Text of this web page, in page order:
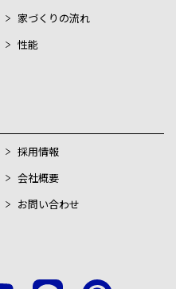
家づくりの流れ
性能
採用情報
会社概要
お問い合わせ